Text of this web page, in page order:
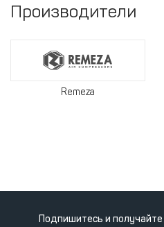
Производители
Remeza
Подпишитесь и